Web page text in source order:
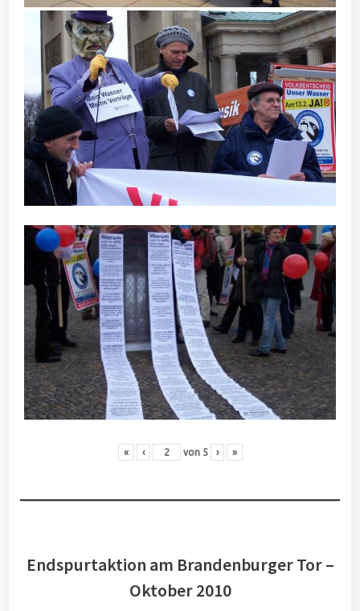
« ‹ von 5 › »
Endspurtaktion am Brandenburger Tor –
Oktober 2010